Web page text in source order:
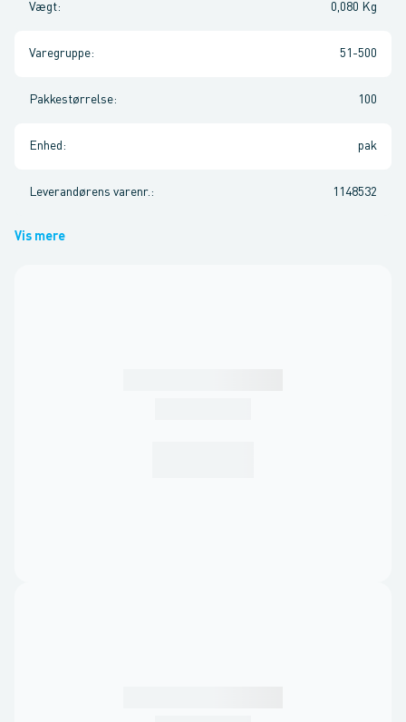
Vægt: 0,080 Kg
Varegruppe: 51-500
Pakkestørrelse: 100
Enhed : pak
Leverandørens varenr. : 1148532
Vis mere